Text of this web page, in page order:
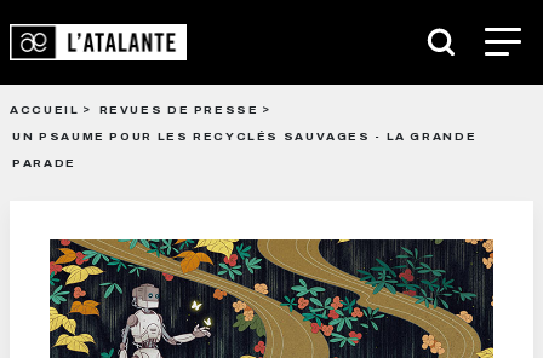
ACCUEIL
REVUES DE PRESSE
UN PSAUME POUR LES RECYCLÉS SAUVAGES - LA GRANDE
PARADE